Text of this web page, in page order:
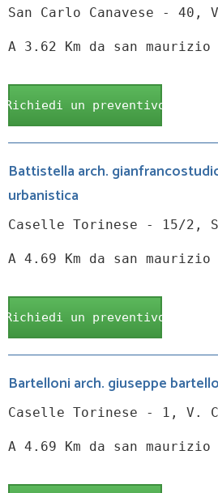
San Carlo Canavese - 40,
A 3.62 Km da san maurizio
Richiedi un preventivo
Battistella arch.
urbanistica
Caselle Torinese - 15/2,
A 4.69 Km da san maurizio
Richiedi un preventivo
Bartelloni arch. giuseppe
Caselle Torinese - 1, V.
A 4.69 Km da san maurizio